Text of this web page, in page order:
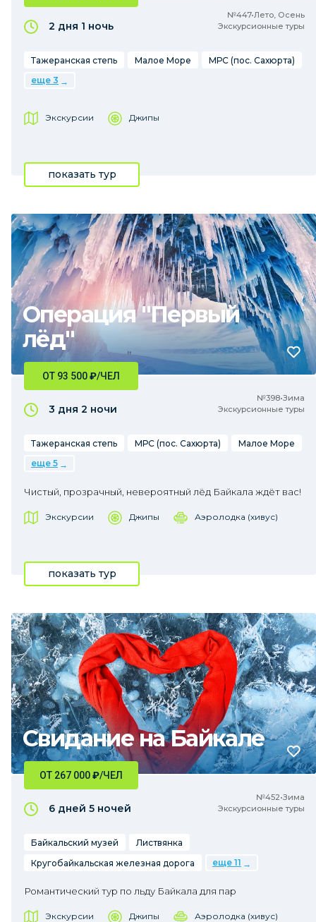
№447•Лето, Осень
Экскурсионные туры
2 дня 1 ночь
Тажеранская степь Малое Море
МРС (пос. Сахюрта)
еще 3
Экскурсии Джипы
показать тур
Операция "Первый
лёд"
№398•Зима
Экскурсионные туры
ОТ 93 500₽/ЧЕЛ
3 дня 2 ночи
Тажеранская степь МРС (пос. Сахюрта)
Малое Море
еще 5
Чистый, прозрачный, невероятный лёд Байкала ждёт вас!
Экскурсии Джипы Аэролодка (хивус)
показать тур
Свидание на Байкале
№452•Зима
Экскурсионные туры
ОТ 267 000₽/ЧЕЛ
6 дней 5 ночей
Байкальский музей
Листвянка
Кругобайкальская железная дорога
еще 11
Романтический тур по льду Байкала для пар
Экскурсии Джипы Аэролодка (хивус)